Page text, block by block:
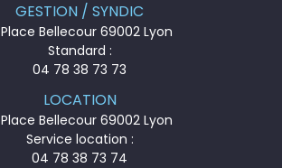
GESTION / SYNDIC
Bellecour 69002 Lyon
Standard :
04 78 38 73 73
LOCATION
Bellecour 69002 Lyon
Service location :
04 78 38 73 74